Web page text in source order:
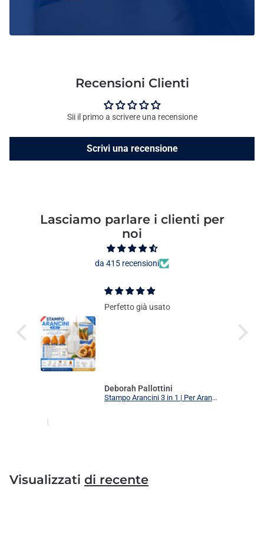
Recensioni Clienti
Sii il primo a scrivere una recensione
Scrivi una recensione
Lasciamo parlare i clienti per
noi
da 415 recensioni
Perfetto già usato
Deborah Pallottini
Stampo Arancini 3 in 1 | Per Arancini, Supplì e Polpette Uniformi | 3 Forme Intercambiabili Food Grade + Ricettario
Visualizzati di recente